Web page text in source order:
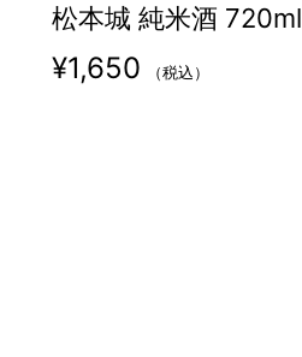
松本城 純米酒 720ml
¥1,650 （税込）